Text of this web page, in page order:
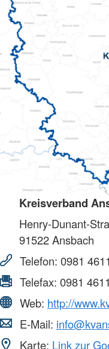
Kreisverband
Henry-Dunant-
91522Ansbach
Telefon: 0981
Telefax: 0981
Web: http://
E-Mail:
Karte: Link zur